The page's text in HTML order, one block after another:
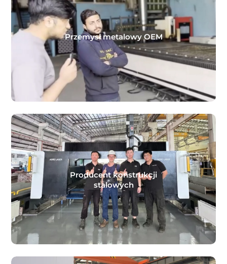
Przemysł metalowy OEM
Producent konstrukcji
stalowych